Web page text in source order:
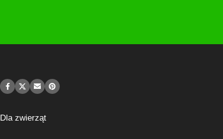
Dla zwierząt